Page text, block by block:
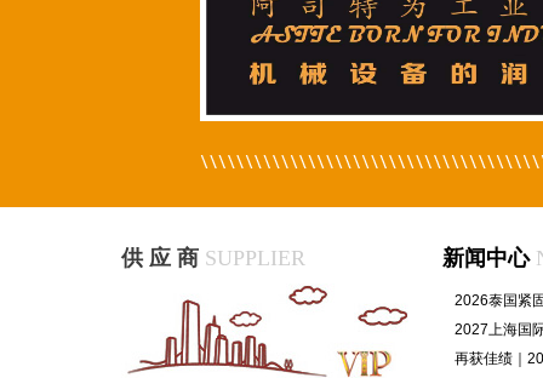
供 应 商 SUPPLIER 新闻中心
2026泰国紧
2027上海国
再获佳绩｜